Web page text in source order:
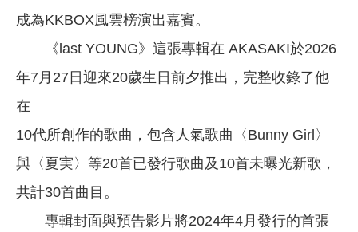
成為KKBOX風雲榜演出嘉賓。
《last YOUNG》這張專輯在 AKASAKI於2026
年7月27日迎來20歲生日前夕推出，完整收錄了他
在
10代所創作的歌曲，包含人氣歌曲〈Bunny Girl〉
與〈夏実〉等20首已發行歌曲及10首未曝光新歌，
共計30首曲目。
專輯封面與預告影片將2024年4月發行的首張